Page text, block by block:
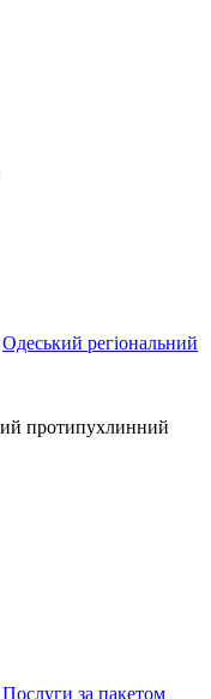
Одеський регіональний
протипухлинний
Послуги за пакетом